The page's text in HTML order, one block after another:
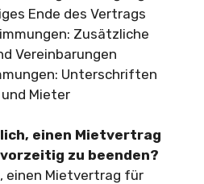
Ende des Vertrags
Zusätzliche
Vereinbarungen
Unterschriften
Mieter
einen Mietvertrag
zu beenden?
einen Mietvertrag für